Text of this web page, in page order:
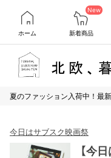
ホーム
New
新着商品
夏のファッション入荷中！最
今日はサブスク映画祭
【今